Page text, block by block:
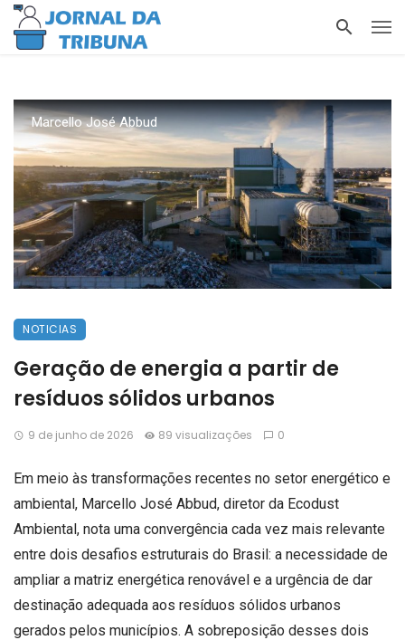
Marcello José Abbud
NOTICIAS
Geração de energia a partir de
resíduos sólidos urbanos
9 de junho de 2026 89 visualizações 0
Em meio às transformações recentes no setor energético e
ambiental, Marcello José Abbud, diretor da Ecodust
Ambiental, nota uma convergência cada vez mais relevante
entre dois desafios estruturais do Brasil: a necessidade de
ampliar a matriz energética renovável e a urgência de dar
destinação adequada aos resíduos sólidos urbanos
gerados pelos municípios. A sobreposição desses dois